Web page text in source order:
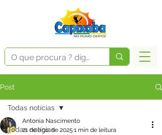
Post
Todas notícias
Todas notícias
Antonia Nascimento
21 de ago. de 2025 1 min de leitura